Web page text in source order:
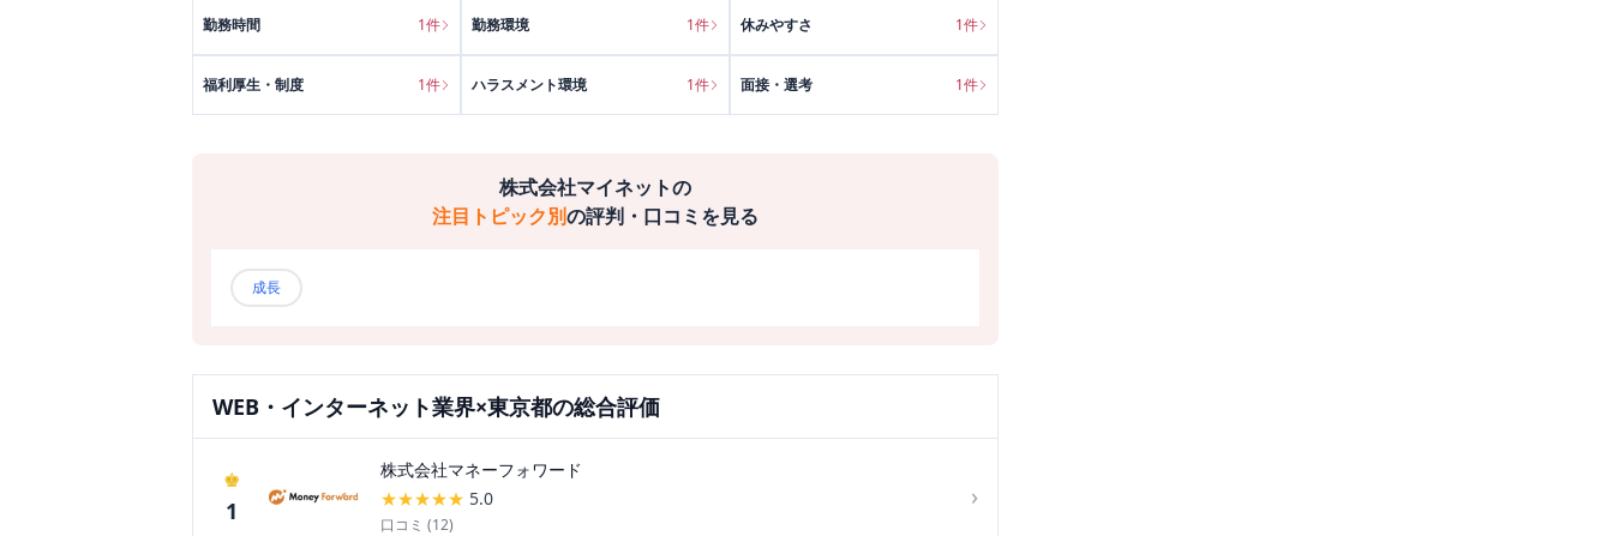
勤務時間 1件 勤務環境 1件 休みやすさ 1件
福利厚生・制度 1件 ハラスメント環境 1件 面接・選考 1件
株式会社マイネットの
注目トピック別の評判・口コミを見る
成長
WEB・インターネット業界×東京都の総合評価
♚
1
株式会社マネーフォワード
★★★★★ 5.0
口コミ (12)
›